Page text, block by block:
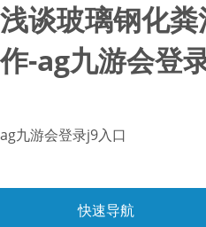
浅谈玻璃钢化
作-ag九游会登
ag九游会登录j9入口
快速导航